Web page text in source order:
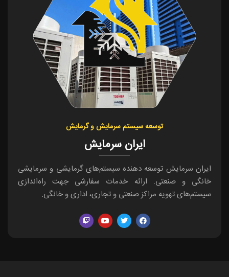
توسعه سیستم سرمایش و گرمایش
ایران سرمایش
ایران سرمایش توسعه دهنده سیستم‌های گرمایشی و سرمایشی
خانگی و صنعتی. ارائه خدمات سفارشی جهت راه‌اندازی
سیستم‌های تهویه مراکز صنعتی و تجاری، اداری و خانگی.